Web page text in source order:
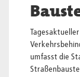
umfasst die